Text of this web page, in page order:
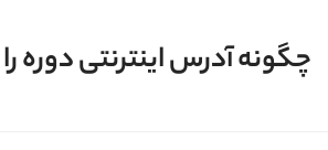
چگونه آدرس اینترنتی دوره